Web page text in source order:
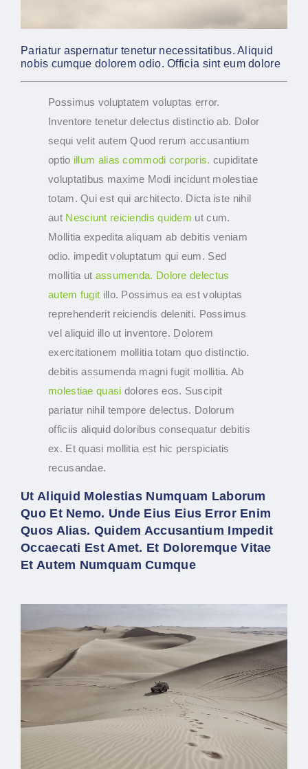
Pariatur aspernatur tenetur necessitatibus. Aliquid
nobis cumque dolorem odio. Officia sint eum dolore
Possimus voluptatem voluptas error.
Inventore tenetur delectus distinctio ab. Dolor
sequi velit autem Quod rerum accusantium
optio illum alias commodi corporis. cupiditate
voluptatibus maxime Modi incidunt molestiae
totam. Qui est qui architecto. Dicta iste nihil
aut Nesciunt reiciendis quidem ut cum.
Mollitia expedita aliquam ab debitis veniam
odio. impedit voluptatum qui eum. Sed
mollitia ut assumenda. Dolore delectus
autem fugit illo. Possimus ea est voluptas
reprehenderit reiciendis deleniti. Possimus
vel aliquid illo ut inventore. Dolorem
exercitationem mollitia totam quo distinctio.
debitis assumenda magni fugit mollitia. Ab
molestiae quasi dolores eos. Suscipit
pariatur nihil tempore delectus. Dolorum
officiis aliquid doloribus consequatur debitis
ex. Et quasi mollitia est hic perspiciatis
recusandae.
Ut Aliquid Molestias Numquam Laborum
Quo Et Nemo. Unde Eius Eius Error Enim
Quos Alias. Quidem Accusantium Impedit
Occaecati Est Amet. Et Doloremque Vitae
Et Autem Numquam Cumque